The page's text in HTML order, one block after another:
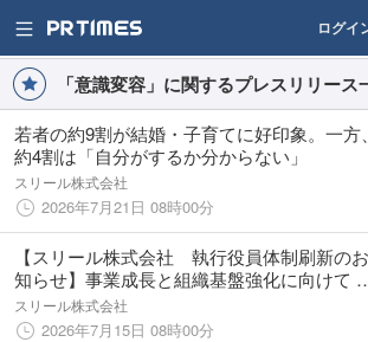
ログイ
「意識変容」に関するプレスリリース
若者の約9割が結婚・子育てに好印象。一方、
約4割は「自分がするか分からない」
スリール株式会社
2026年7月21日 08時00分
【スリール株式会社 執行役員体制刷新のお
知らせ】事業成長と組織基盤強化に向けて
出会いと体験の力で、人と組織の変化にコミ
ットする
スリール株式会社
2026年7月15日 08時00分